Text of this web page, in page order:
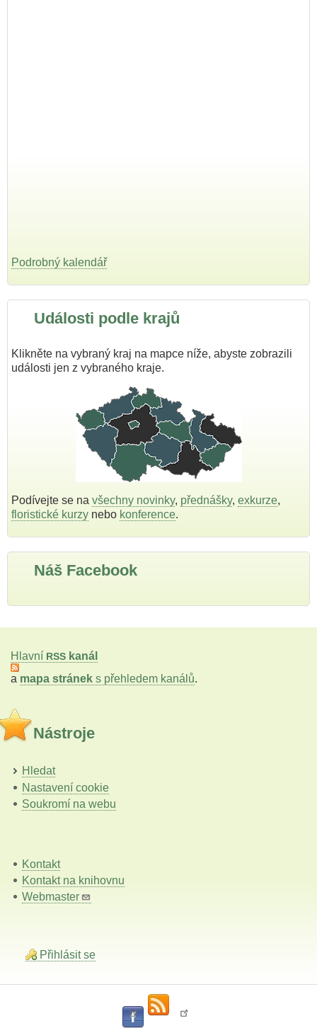
Podrobný kalendář
Události podle krajů
Klikněte na vybraný kraj na mapce níže, abyste zobrazili
události jen z vybraného kraje.
Podívejte se na všechny novinky, přednášky, exkurze,
floristické kurzy nebo konference.
Náš Facebook
Hlavní RSS kanál
a mapa stránek s přehledem kanálů.
Nástroje
Hledat
Nastavení cookie
Soukromí na webu
Kontakt
Kontakt na knihovnu
Webmaster
Přihlásit se